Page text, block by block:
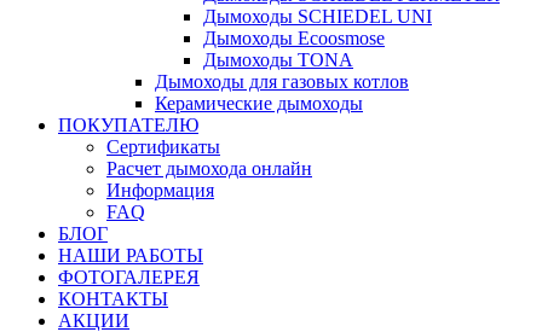
Дымоходы SCHIEDEL UNI
Дымоходы Ecoosmose
Дымоходы TONA
Дымоходы для газовых котлов
Керамические дымоходы
ПОКУПАТЕЛЮ
Сертификаты
Расчет дымохода онлайн
Информация
FAQ
БЛОГ
НАШИ РАБОТЫ
ФОТОГАЛЕРЕЯ
КОНТАКТЫ
АКЦИИ